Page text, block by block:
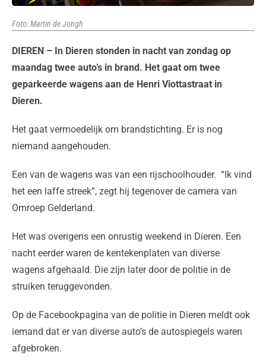
Foto: Martin de Jongh
DIEREN – In Dieren stonden in nacht van zondag op
maandag twee auto’s in brand. Het gaat om twee
geparkeerde wagens aan de Henri Viottastraat in
Dieren.
Het gaat vermoedelijk om brandstichting. Er is nog
niemand aangehouden.
Een van de wagens was van een rijschoolhouder. “Ik vind
het een laffe streek”, zegt hij tegenover de camera van
Omroep Gelderland.
Het was overigens een onrustig weekend in Dieren. Een
nacht eerder waren de kentekenplaten van diverse
wagens afgehaald. Die zijn later door de politie in de
struiken teruggevonden.
Op de Facebookpagina van de politie in Dieren meldt ook
iemand dat er van diverse auto’s de autospiegels waren
afgebroken.